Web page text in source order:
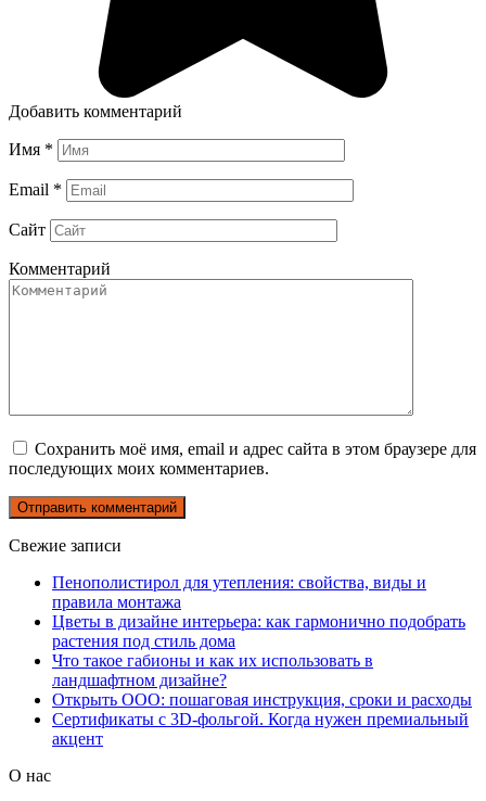
Добавить комментарий
Имя *
Email *
Сайт
Комментарий
Сохранить моё имя, email и адрес сайта в этом браузере для
последующих моих комментариев.
Свежие записи
Пенополистирол для утепления: свойства, виды и
правила монтажа
Цветы в дизайне интерьера: как гармонично подобрать
растения под стиль дома
Что такое габионы и как их использовать в
ландшафтном дизайне?
Открыть ООО: пошаговая инструкция, сроки и расходы
Сертификаты с 3D-фольгой. Когда нужен премиальный
акцент
О нас